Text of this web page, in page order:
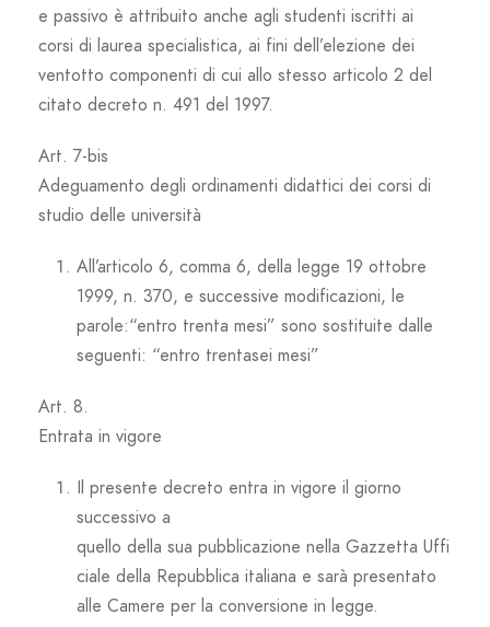
e passivo è attribuito anche agli studenti iscritti ai
corsi di laurea specialistica, ai fini dell’elezione dei
ventotto componenti di cui allo stesso articolo 2 del
citato decreto n. 491 del 1997.
Art. 7-bis
Adeguamento degli ordinamenti didattici dei corsi di
studio delle università
All’articolo 6, comma 6, della legge 19 ottobre
1999, n. 370, e successive modificazioni, le
parole:“entro trenta mesi” sono sostituite dalle
seguenti: “entro trentasei mesi”
Art. 8.
Entrata in vigore
Il presente decreto entra in vigore il giorno
successivo a
quello della sua pubblicazione nella Gazzetta Uffi
ciale della Repubblica italiana e sarà presentato
alle Camere per la conversione in legge.